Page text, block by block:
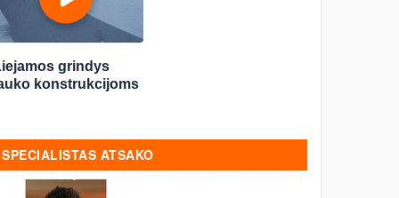
grindys
konstrukcijoms
SPECIALISTAS ATSAKO